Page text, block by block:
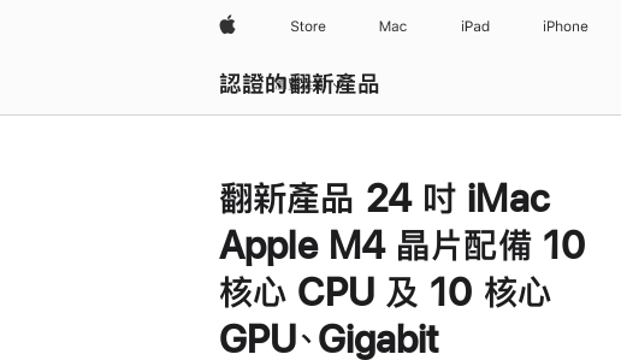
Apple Store Mac iPad iPhone
認證的翻新產品
瀏覽全部
翻新產品 24 吋 iMac
Apple M4 晶片配備 10
核心 CPU 及 10 核心
GPU、Gigabit